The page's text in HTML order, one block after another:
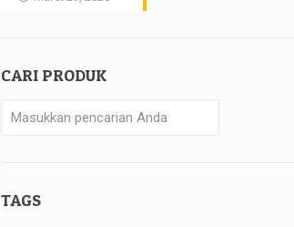
CARI PRODUK
TAGS